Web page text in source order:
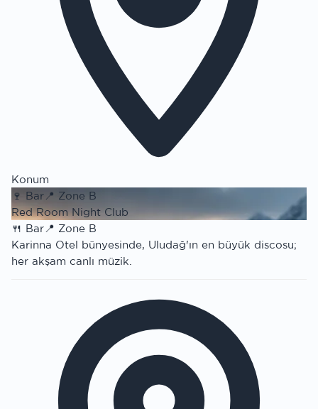
Konum
🍷 Bar 📍 Zone B
Red Room Night Club
🍴 Bar📍 Zone B
Karinna Otel bünyesinde, Uludağ'ın en büyük discosu;
her akşam canlı müzik.